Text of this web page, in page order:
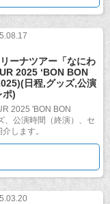
ーナツアー「なにわ
2025 ‘BON BON
日程,グッズ,公演
ポ)
2025 'BON BON
、公演時間（終演）、セ
します。